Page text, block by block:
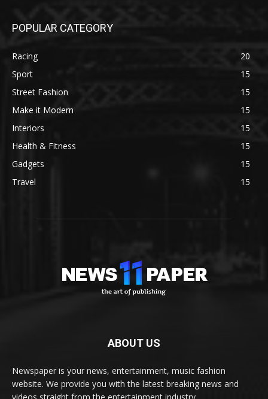
POPULAR CATEGORY
Racing
20
Sport
15
Street Fashion
15
Make it Modern
15
Interiors
15
Health & Fitness
15
Gadgets
15
Travel
15
ABOUT US
Newspaper is your news, entertainment, music fashion
website. We provide you with the latest breaking news and